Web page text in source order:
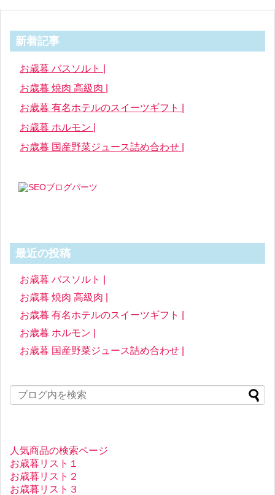
新着記事
お歳暮 バスソルト |
お歳暮 焼肉 高級肉 |
お歳暮 有名ホテルのスイーツギフト |
お歳暮 ホルモン |
お歳暮 国産野菜ジュース詰め合わせ |
最近の投稿
お歳暮 バスソルト |
お歳暮 焼肉 高級肉 |
お歳暮 有名ホテルのスイーツギフト |
お歳暮 ホルモン |
お歳暮 国産野菜ジュース詰め合わせ |
人気商品の検索ページ
お歳暮リスト１
お歳暮リスト２
お歳暮リスト３